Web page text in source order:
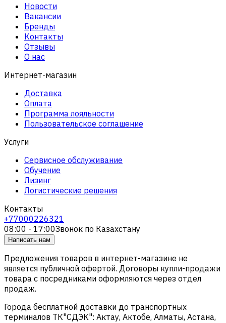
Новости
Вакансии
Бренды
Контакты
Отзывы
О нас
Интернет-магазин
Доставка
Оплата
Программа лояльности
Пользовательское соглашение
Услуги
Сервисное обслуживание
Обучение
Лизинг
Логистические решения
Контакты
+77000226321
08:00 - 17:00Звонок по Казахстану
Написать нам
Предложения товаров в интернет-магазине не
является публичной офертой. Договоры купли-продажи
товара с посредниками оформляются через отдел
продаж.
Города бесплатной доставки до транспортных
терминалов ТК"СДЭК": Актау, Актобе, Алматы, Астана,